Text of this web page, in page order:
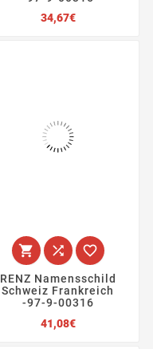
34,67€Preis
  
RENZ Namensschild
Schweiz Frankreich
-97-9-00316
41,08€Preis